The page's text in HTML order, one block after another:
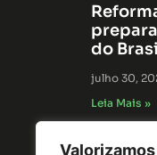
do
julho 30,
Leia Mais »